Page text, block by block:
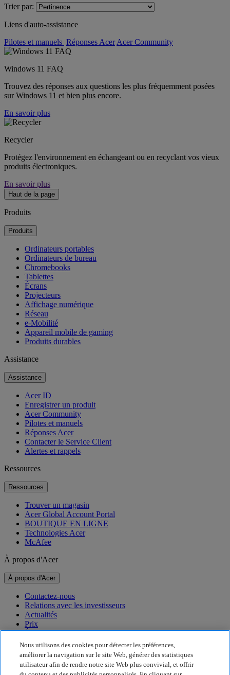
Trier par:
Liens d'auto-assistance
Pilotes et manuels Réponses Acer Acer Community
Windows 11 FAQ
Trouvez des réponses aux questions les plus fréquemment posées
sur Windows 11 et bien plus encore.
En savoir plus
Recycler
Protégez l'environnement en échangeant ou en recyclant vos vieux
produits électroniques.
En savoir plus
Haut de la page
Produits
Produits
Ordinateurs portables
Ordinateurs de bureau
Chromebooks
Tablettes
Écrans
Projecteurs
Affichage numérique
Réseau
e-Mobilité
Appareil mobile de gaming
Produits durables
Assistance
Assistance
Acer ID
Enregistrer un produit
Acer Community
Pilotes et manuels
Réponses Acer
Contacter le Service Client
Alertes et rappels
Ressources
Ressources
Trouver un magasin
Acer Global Account Portal
BOUTIQUE EN LIGNE
Technologies Acer
McAfee
À propos d'Acer
À propos d'Acer
Contactez-nous
Relations avec les investisseurs
Actualités
Prix
Événements
Développement durable
Développement durable
Nous utilisons des cookies pour détecter les préférences,
améliorer la navigation sur le site Web, générer des statistiques
utilisateur afin de rendre notre site Web plus convivial, et offrir